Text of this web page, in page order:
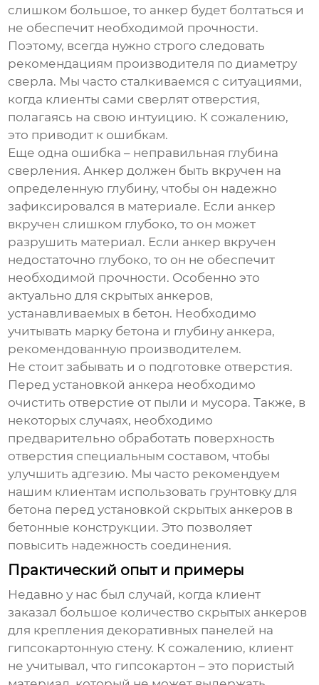
слишком большое, то анкер будет болтаться и
не обеспечит необходимой прочности.
Поэтому, всегда нужно строго следовать
рекомендациям производителя по диаметру
сверла. Мы часто сталкиваемся с ситуациями,
когда клиенты сами сверлят отверстия,
полагаясь на свою интуицию. К сожалению,
это приводит к ошибкам.
Еще одна ошибка – неправильная глубина
сверления. Анкер должен быть вкручен на
определенную глубину, чтобы он надежно
зафиксировался в материале. Если анкер
вкручен слишком глубоко, то он может
разрушить материал. Если анкер вкручен
недостаточно глубоко, то он не обеспечит
необходимой прочности. Особенно это
актуально для скрытых анкеров,
устанавливаемых в бетон. Необходимо
учитывать марку бетона и глубину анкера,
рекомендованную производителем.
Не стоит забывать и о подготовке отверстия.
Перед установкой анкера необходимо
очистить отверстие от пыли и мусора. Также, в
некоторых случаях, необходимо
предварительно обработать поверхность
отверстия специальным составом, чтобы
улучшить адгезию. Мы часто рекомендуем
нашим клиентам использовать грунтовку для
бетона перед установкой скрытых анкеров в
бетонные конструкции. Это позволяет
повысить надежность соединения.
Практический опыт и примеры
Недавно у нас был случай, когда клиент
заказал большое количество скрытых анкеров
для крепления декоративных панелей на
гипсокартонную стену. К сожалению, клиент
не учитывал, что гипсокартон – это пористый